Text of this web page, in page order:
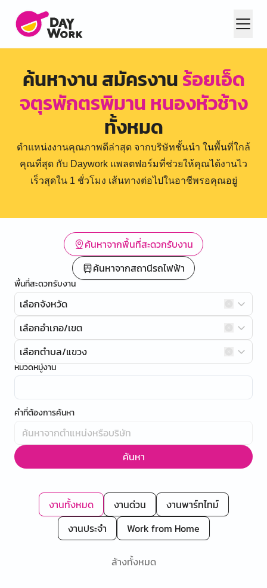
ค้นหางาน สมัครงานร้อยเอ็ด
จตุรพักตรพิมาน หนองหัวช้าง
ทั้งหมด
ตำแหน่งงานคุณภาพดีล่าสุด จากบริษัทชั้นนำ ในพื้นที่ใกล้
คุณที่สุด กับ Daywork แพลตฟอร์มที่ช่วยให้คุณได้งานไว
เร็วสุดใน 1 ชั่วโมง เส้นทางต่อไปในอาชีพรอคุณอยู่
ค้นหาจากพื้นที่สะดวกรับงาน
ค้นหาจากสถานีรถไฟฟ้า
พื้นที่สะดวกรับงาน
เลือกจังหวัด
เลือกอำเภอ/เขต
เลือกตำบล/แขวง
หมวดหมู่งาน
คำที่ต้องการค้นหา
ค้นหา
งานทั้งหมด งานด่วน
งานพาร์ทไทม์
งานประจำ
Work from Home
ล้างทั้งหมด